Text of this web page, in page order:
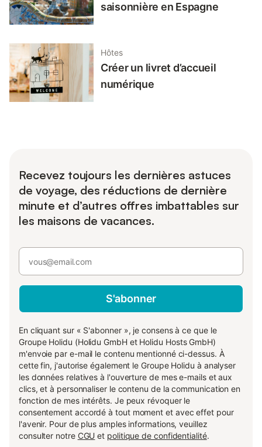
saisonnière en Espagne
Hôtes
Créer un livret d’accueil
numérique
Recevez toujours les dernières astuces
de voyage, des réductions de dernière
minute et d’autres offres imbattables sur
les maisons de vacances.
S'abonner
En cliquant sur « S'abonner », je consens à ce que le
Groupe Holidu (Holidu GmbH et Holidu Hosts GmbH)
m'envoie par e-mail le contenu mentionné ci-dessus. À
cette fin, j'autorise également le Groupe Holidu à analyser
les données relatives à l'ouverture de mes e-mails et aux
clics, et à personnaliser le contenu de la communication en
fonction de mes intérêts. Je peux révoquer le
consentement accordé à tout moment et avec effet pour
l'avenir. Pour de plus amples informations, veuillez
consulter notre CGU et politique de confidentialité.